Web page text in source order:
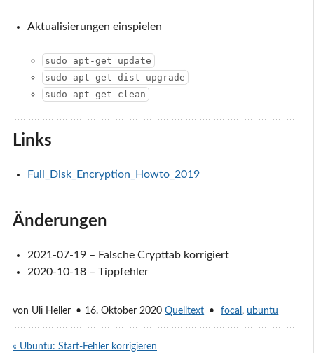
Aktualisierungen einspielen
sudo apt-get update
sudo apt-get dist-upgrade
sudo apt-get clean
Links
Full_Disk_Encryption_Howto_2019
Änderungen
2021-07-19 – Falsche Crypttab korrigiert
2020-10-18 – Tippfehler
von Uli Heller 16. Oktober 2020 Quelltext focal, ubuntu
« Ubuntu: Start-Fehler korrigieren